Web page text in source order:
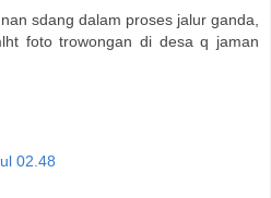
sdang dalam proses jalur ganda,
foto trowongan di desa q jaman
02.48